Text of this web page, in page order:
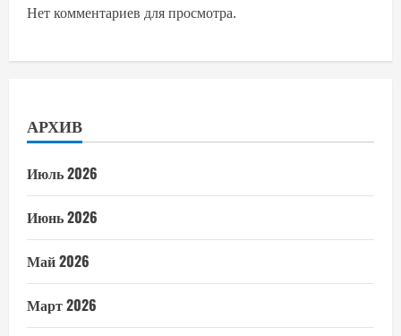
Нет комментариев для просмотра.
АРХИВ
Июль 2026
Июнь 2026
Май 2026
Март 2026